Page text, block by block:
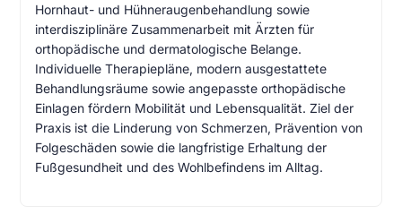
Hornhaut- und Hühneraugenbehandlung sowie
interdisziplinäre Zusammenarbeit mit Ärzten für
orthopädische und dermatologische Belange.
Individuelle Therapiepläne, modern ausgestattete
Behandlungsräume sowie angepasste orthopädische
Einlagen fördern Mobilität und Lebensqualität. Ziel der
Praxis ist die Linderung von Schmerzen, Prävention von
Folgeschäden sowie die langfristige Erhaltung der
Fußgesundheit und des Wohlbefindens im Alltag.